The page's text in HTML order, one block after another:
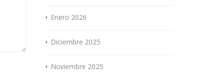
Enero 2026
Diciembre 2025
Noviembre 2025